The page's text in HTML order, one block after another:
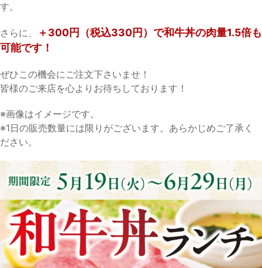
す。
さらに、
＋300円（税込330円）で和牛丼の肉量1.5倍も
可能です！
ぜひこの機会にご注文下さいませ！
皆様のご来店を心よりお待ちしております！
※画像はイメージです。
※1日の販売数量には限りがございます。あらかじめご了承く
ださい。